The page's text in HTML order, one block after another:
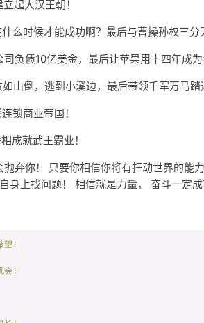
起大汉王朝！
么时候才能成功啊？最后与曹操孙权三分
负债10亿美金，最后让苹果用十四年成为
山倒，逃到小溪边，最后带领千军万马踏
锁商业帝国！
成就武王霸业！
弃你！ 只要你相信你将有扞动世界的能
上找问题！ 相信就是力量， 奋斗一定成
望!
会!